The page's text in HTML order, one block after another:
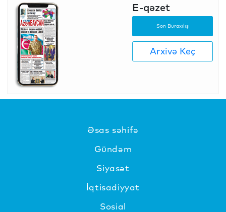
E-qəzet
Son Buraxılış
Arxivə Keç
Əsas səhifə
Gündəm
Siyasət
İqtisadiyyat
Sosial